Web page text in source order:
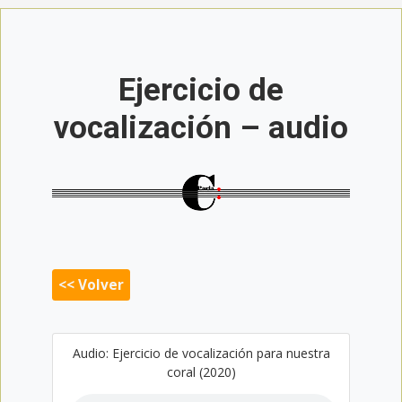
Ejercicio de
vocalización – audio
<< Volver
Audio: Ejercicio de vocalización para nuestra
coral (2020)